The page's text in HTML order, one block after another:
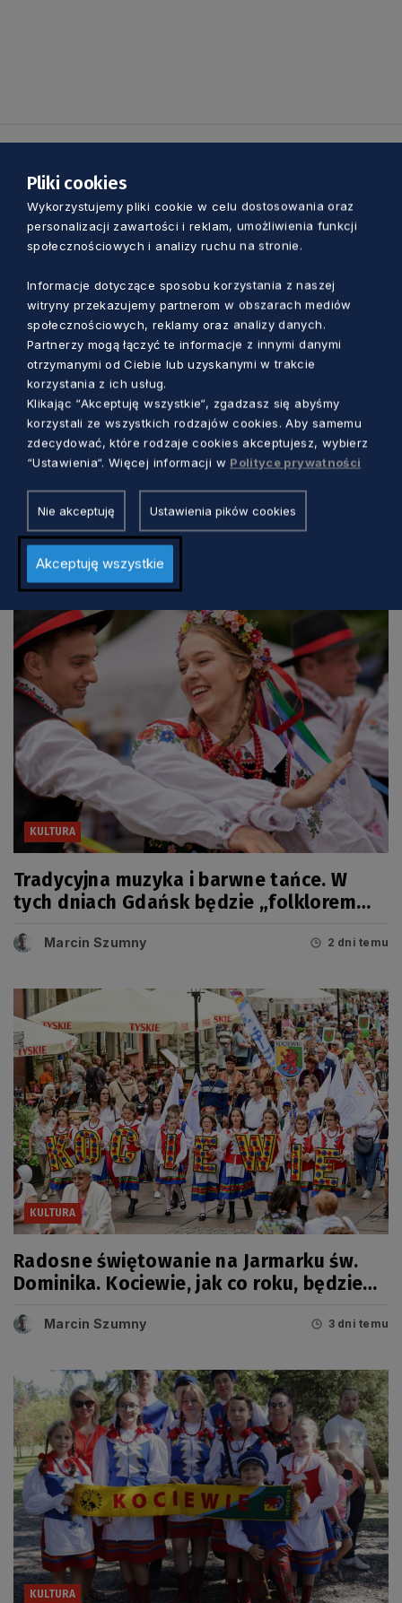
Zobacz również
KULTURA
Trzy dni kina, rozmów i spotkań nad
morzem. Wyjątkowy festiwal w Jastarni
Marcin Szumny
KULTURA
Tradycyjna muzyka i barwne tańce. W
tych dniach Gdańsk będzie „folklorem
Marcin Szumny 2 dni temu
KULTURA
Radosne świętowanie na Jarmarku św.
Dominika. Kociewie, jak co roku, będzie
Marcin Szumny 3 dni temu
KULTURA
Pliki cookies
Wykorzystujemy pliki cookie w celu dostosowania oraz
personalizacji zawartości i reklam, umożliwienia funkcji
społecznościowych i analizy ruchu na stronie.
Informacje dotyczące sposobu korzystania z naszej
witryny przekazujemy partnerom w obszarach mediów
społecznościowych, reklamy oraz analizy danych.
Partnerzy mogą łączyć te informacje z innymi danymi
otrzymanymi od Ciebie lub uzyskanymi w trakcie
korzystania z ich usług.
Klikając “Akceptuję wszystkie“, zgadzasz się abyśmy
korzystali ze wszystkich rodzajów cookies. Aby samemu
zdecydować, które rodzaje cookies akceptujesz, wybierz
“Ustawienia“. Więcej informacji w Polityce prywatności
Nie akceptuję Ustawienia pików cookies
Akceptuję wszystkie